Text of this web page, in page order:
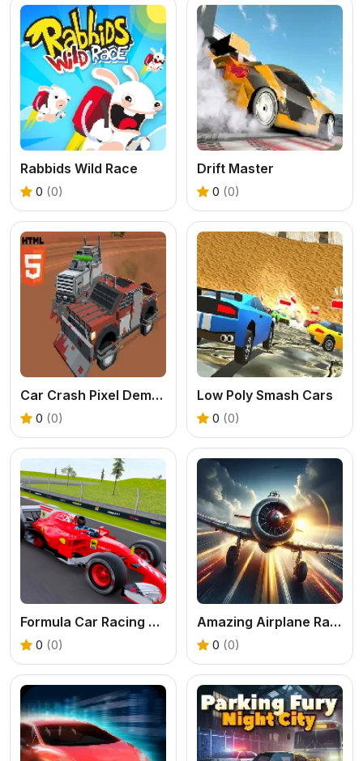
Rabbids Wild Race
0 (0)
Drift Master
0 (0)
Car Crash Pixel Demolition Mobile
0 (0)
Low Poly Smash Cars
0 (0)
Formula Car Racing Games
0 (0)
Amazing Airplane Racer
0 (0)